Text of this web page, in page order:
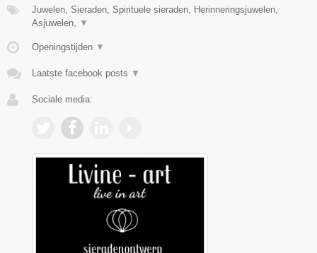
Juwelen, Sieraden, Spirituele sieraden, Herinneringsjuwelen,
Asjuwelen,
▼
Openingstijden ▼
Laatste facebook posts ▼
Sociale media: